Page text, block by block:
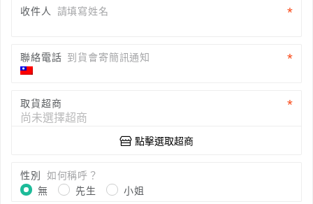
收件人 請填寫姓名
聯絡電話 到貨會寄簡訊通知
取貨超商
點擊選取超商
性別 如何稱呼？
無
先生 小姐